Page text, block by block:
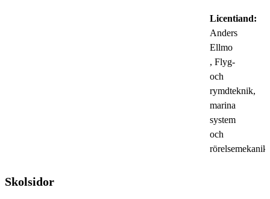
Licentiand:
Anders
Ellmo
, Flyg-
och
rymdteknik,
marina
system
och
rörelsemekanik
Skolsidor